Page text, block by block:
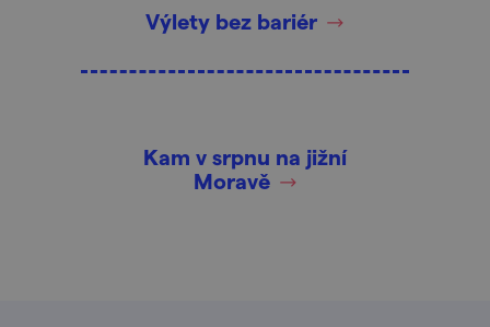
Výlety bez bariér
Kam v srpnu na jižní
Moravě